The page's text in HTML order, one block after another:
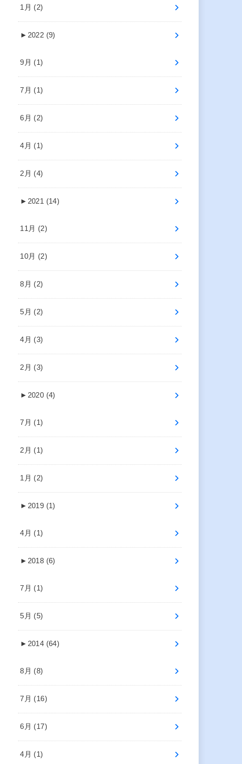
1月 (2)
► 2022 (9)
9月 (1)
7月 (1)
6月 (2)
4月 (1)
2月 (4)
► 2021 (14)
11月 (2)
10月 (2)
8月 (2)
5月 (2)
4月 (3)
2月 (3)
► 2020 (4)
7月 (1)
2月 (1)
1月 (2)
► 2019 (1)
4月 (1)
► 2018 (6)
7月 (1)
5月 (5)
► 2014 (64)
8月 (8)
7月 (16)
6月 (17)
4月 (1)